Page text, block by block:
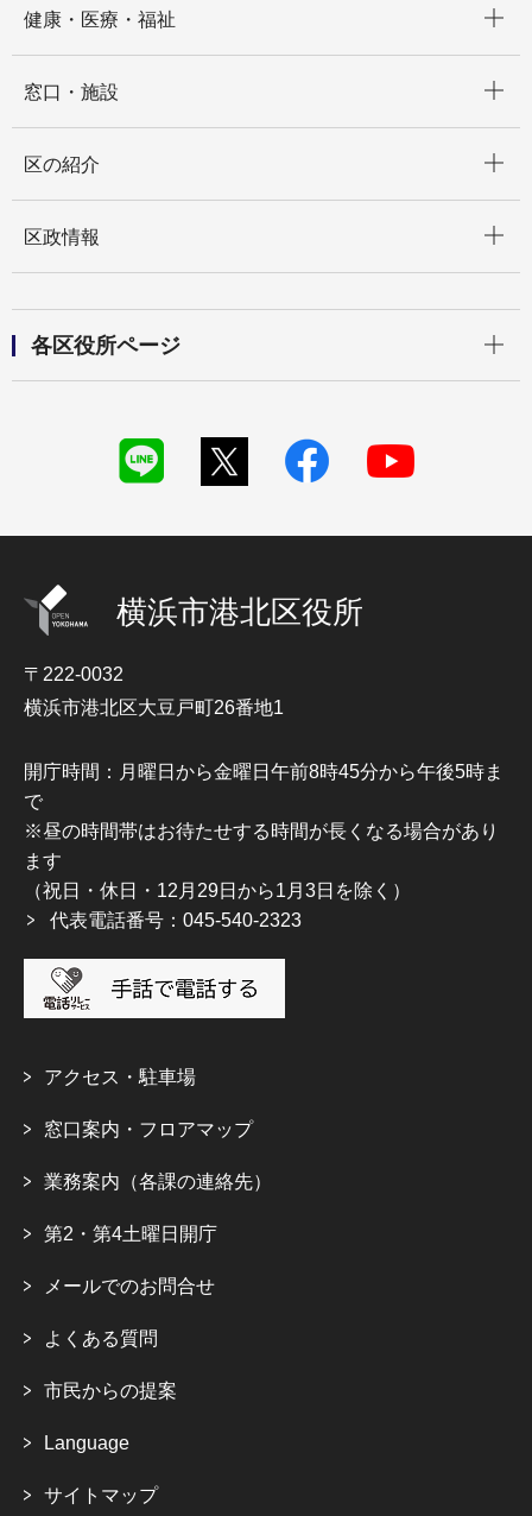
健康・医療・福祉
窓口・施設
区の紹介
区政情報
各区役所ページ
横浜市港北区役所
〒222-0032
横浜市港北区大豆戸町26番地1
開庁時間：月曜日から金曜日午前8時45分から午後5時ま
で
※昼の時間帯はお待たせする時間が長くなる場合があり
ます
（祝日・休日・12月29日から1月3日を除く）
代表電話番号：045-540-2323
アクセス・駐車場
窓口案内・フロアマップ
業務案内（各課の連絡先）
第2・第4土曜日開庁
メールでのお問合せ
よくある質問
市民からの提案
Language
サイトマップ